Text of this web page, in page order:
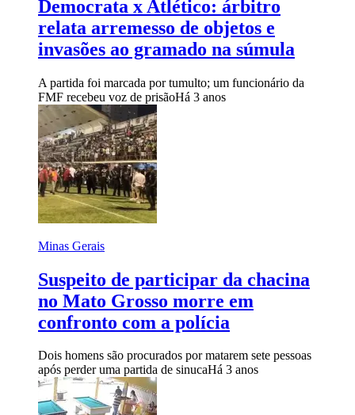
Democrata x Atlético: árbitro
relata arremesso de objetos e
invasões ao gramado na súmula
A partida foi marcada por tumulto; um funcionário da
FMF recebeu voz de prisãoHá 3 anos
Minas Gerais
Suspeito de participar da chacina
no Mato Grosso morre em
confronto com a polícia
Dois homens são procurados por matarem sete pessoas
após perder uma partida de sinucaHá 3 anos